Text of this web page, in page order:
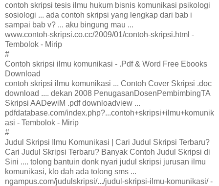
contoh skripsi tesis ilmu hukum bisnis komunikasi psikologi
sosiologi ... ada contoh skripsi yang lengkap dari bab i
sampai bab v? ... aku bingung mau ...
www.contoh-skripsi.co.cc/2009/01/contoh-skripsi.html -
Tembolok - Mirip
#
Contoh skripsi ilmu komunikasi - .Pdf & Word Free Ebooks
Download
contoh skripsi ilmu komunikasi ... Contoh Cover Skripsi .doc
download .... dekan 2008 PenugasanDosenPembimbingTA
Skripsi AADewiM .pdf downloadview ...
pdfdatabase.com/index.php?...contoh+skripsi+ilmu+komunik
asi - Tembolok - Mirip
#
Judul Skripsi Ilmu Komunikasi | Cari Judul Skripsi Terbaru?
Cari Judul Skripsi Terbaru? Banyak Contoh Judul Skripsi di
Sini .... tolong bantuin donk nyari judul skripsi jurusan ilmu
komunikasi, klo dah ada tolong sms ...
ngampus.com/judulskripsi/.../judul-skripsi-ilmu-komunikasi/ -